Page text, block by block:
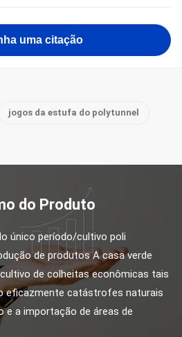
uma citação
jogos da estufa do polytunnel
do Produto
único período/cultivo poli
de produtos A casa verde
de colheitas econômicas tais
eficazmente catástrofes naturais
e a importação de áreas de